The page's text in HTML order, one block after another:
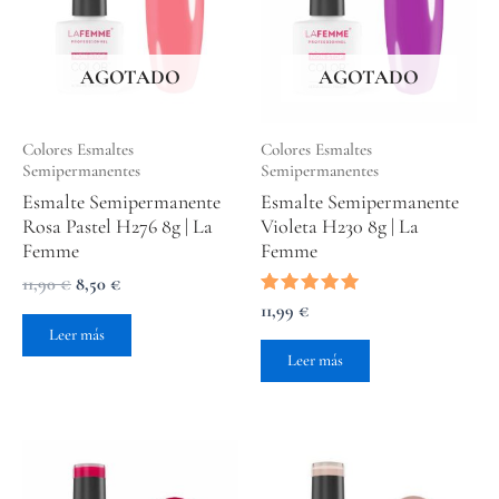
AGOTADO
Colores Esmaltes
Semipermanentes
Esmalte Semipermanente
Rosa Pastel H276 8g | La
Femme
11,90€
11,90 €.
8,50 €
8,50 €.
Leer más
AGOTADO
Colores Esmaltes
Semipermanentes
Esmalte Semipermanente
Violeta H230 8g | La
Femme
Valorado
con
5.00
de 5
11,99 €
Leer más